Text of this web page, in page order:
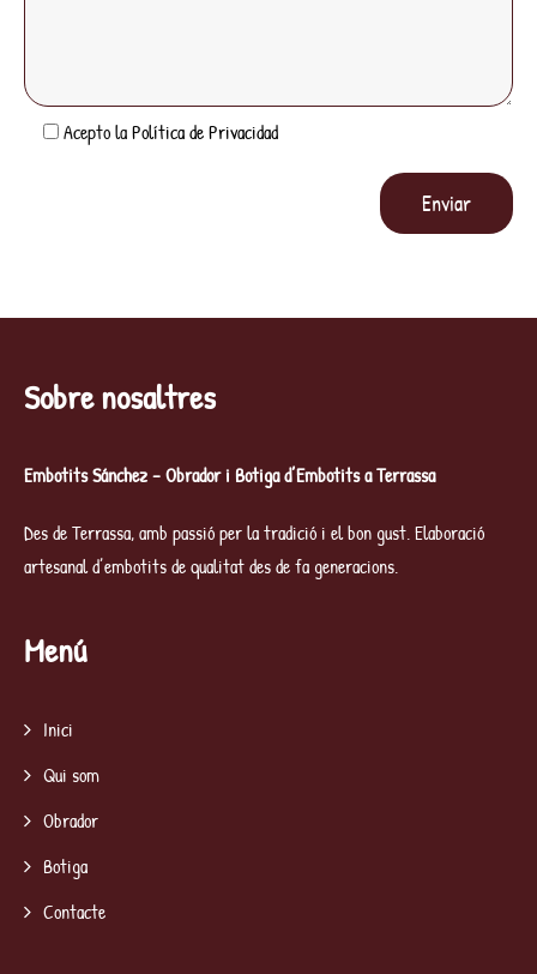
Acepto laPolítica de Privacidad
Sobre nosaltres
Embotits Sánchez – Obrador i Botiga d’Embotits a Terrassa
Des de Terrassa, amb passió per la tradició i el bon gust. Elaboració
artesanal d’embotits de qualitat des de fa generacions.
Menú
Inici
Qui som
Obrador
Botiga
Contacte